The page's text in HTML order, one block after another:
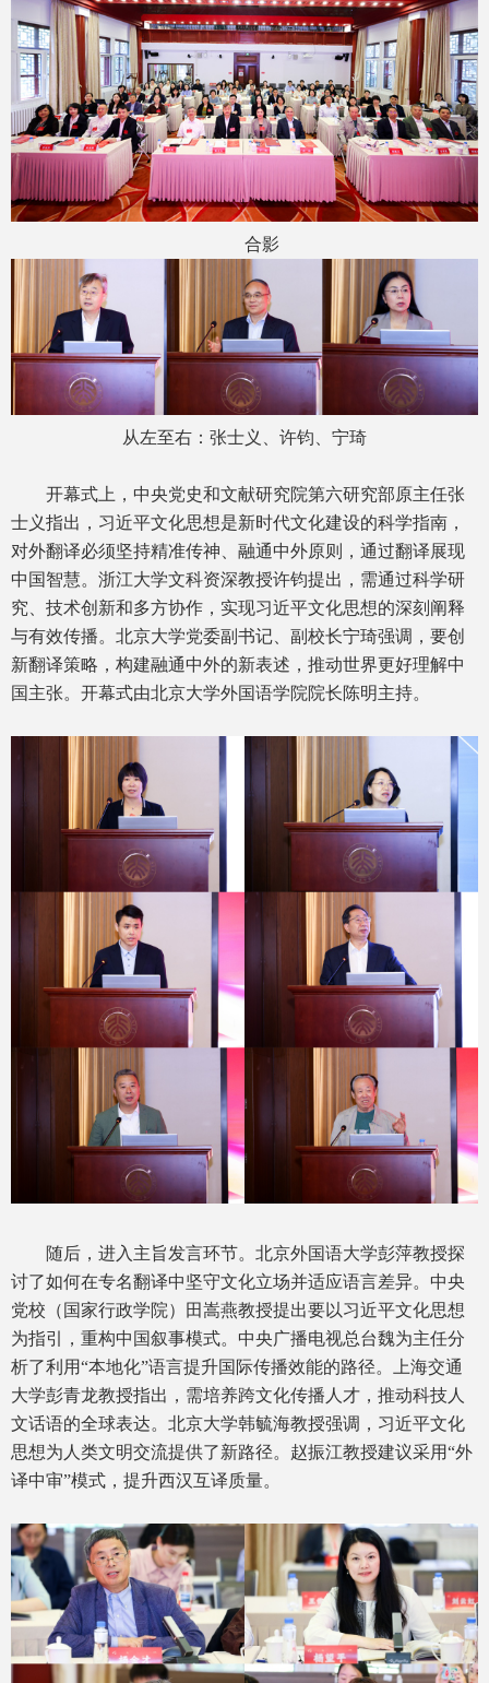
合影
从左至右：张士义、许钧、宁琦
开幕式上，中央党史和文献研究院第六研究部原主任张
士义指出，习近平文化思想是新时代文化建设的科学指南，
对外翻译必须坚持精准传神、融通中外原则，通过翻译展现
中国智慧。浙江大学文科资深教授许钧提出，需通过科学研
究、技术创新和多方协作，实现习近平文化思想的深刻阐释
与有效传播。北京大学党委副书记、副校长宁琦强调，要创
新翻译策略，构建融通中外的新表述，推动世界更好理解中
国主张。开幕式由北京大学外国语学院院长陈明主持。
随后，进入主旨发言环节。北京外国语大学彭萍教授探
讨了如何在专名翻译中坚守文化立场并适应语言差异。中央
党校（国家行政学院）田嵩燕教授提出要以习近平文化思想
为指引，重构中国叙事模式。中央广播电视总台魏为主任分
析了利用“本地化”语言提升国际传播效能的路径。上海交通
大学彭青龙教授指出，需培养跨文化传播人才，推动科技人
文话语的全球表达。北京大学韩毓海教授强调，习近平文化
思想为人类文明交流提供了新路径。赵振江教授建议采用“外
译中审”模式，提升西汉互译质量。